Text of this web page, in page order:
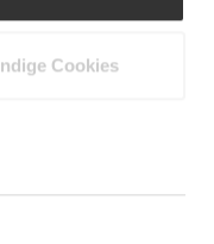
Cookies